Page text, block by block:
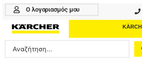
Μετάβαση
περιεχόμενο
Ο λογαριασμός μου
Search
...